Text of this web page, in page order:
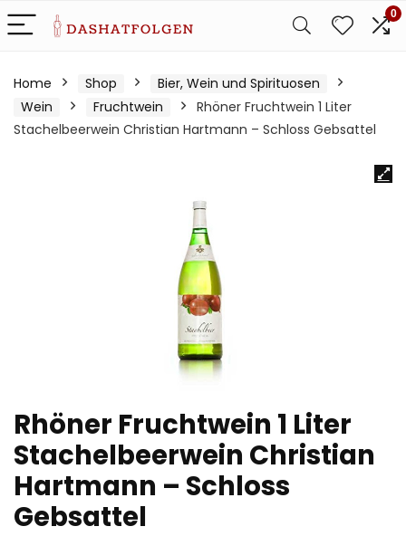
0
Home Shop
Bier, Wein und Spirituosen
Wein
Fruchtwein
Rhöner Fruchtwein 1 Liter
Stachelbeerwein Christian Hartmann – Schloss Gebsattel
Rhöner Fruchtwein 1 Liter
Stachelbeerwein Christian
Hartmann – Schloss
Gebsattel